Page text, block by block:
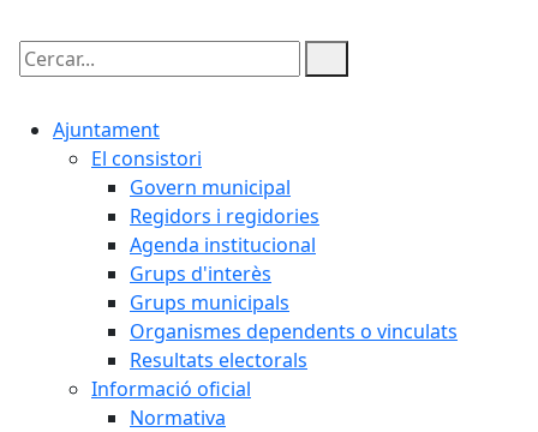
Cercar:
Ajuntament
El consistori
Govern municipal
Regidors i regidories
Agenda institucional
Grups d'interès
Grups municipals
Organismes dependents o vinculats
Resultats electorals
Informació oficial
Normativa